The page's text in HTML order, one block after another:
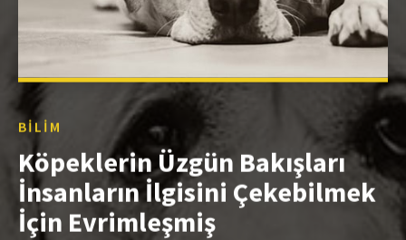
BILIM
Köpeklerin Üzgün Bakışları
İnsanların İlgisini Çekebilmek
İçin Evrimleşmiş